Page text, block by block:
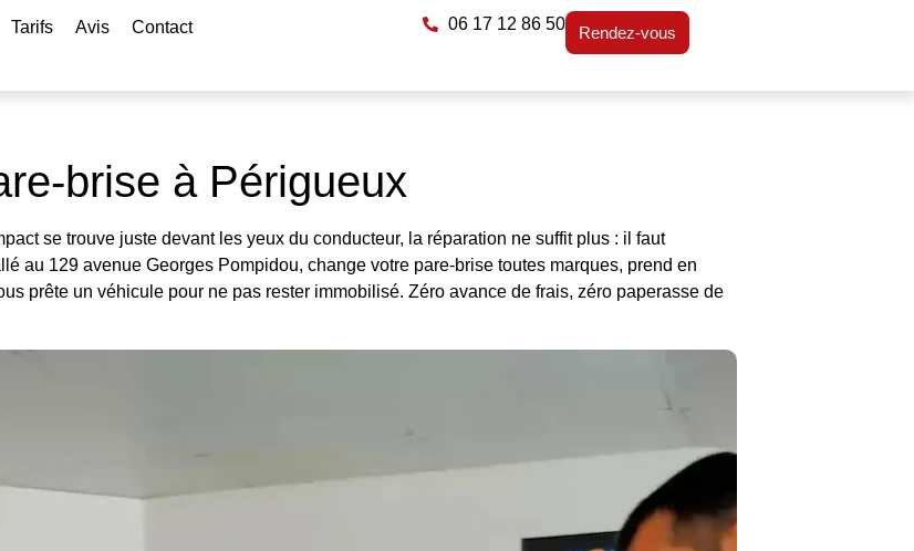
Tarifs Avis Contact 06 17 12 86 50 Rendez-vous
brise à Périgueux
se trouve juste devant les yeux du conducteur, la réparation ne suffit plus : il faut
au 129 avenue Georges Pompidou, change votre pare-brise toutes marques, prend en
prête un véhicule pour ne pas rester immobilisé. Zéro avance de frais, zéro paperasse de